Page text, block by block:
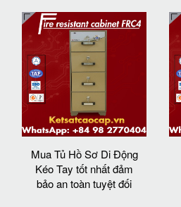
Mua Tủ Hồ Sơ Di Động
Kéo Tay tốt nhất đảm
bảo an toàn tuyệt đối